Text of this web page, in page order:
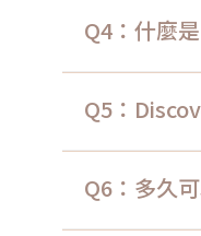
Q4：什麼
Q5：
Q6：多久